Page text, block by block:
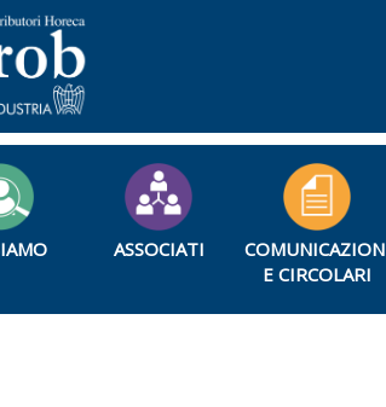
ASSOCIATI
E CIRCOLARI